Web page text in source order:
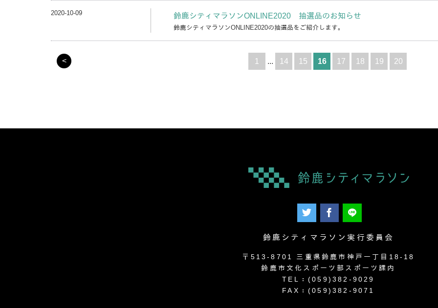
2020-10-09 鈴鹿シティマラソンONLINE2020 抽選品のお知らせ
鈴鹿シティマラソンONLINE2020の抽選品をご紹介します。
< 1 ... 14 15 16 17 18 19 20
鈴鹿シティマラソン実行委員会
〒513-8701 三重県鈴鹿市神戸一丁目18-18
鈴鹿市文化スポーツ部スポーツ課内
TEL：(059)382-9029
FAX：(059)382-9071